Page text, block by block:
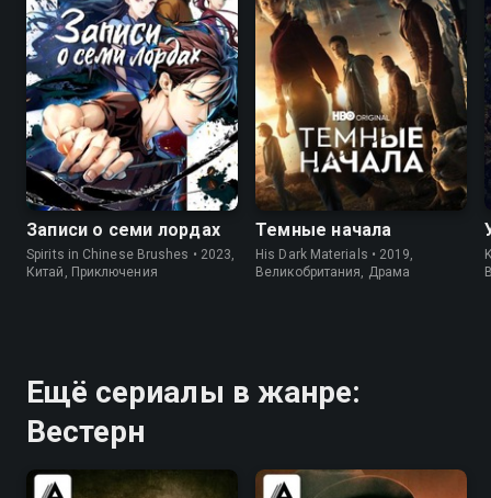
7.9 7.3
Записи о семи лордах
Spirits in Chinese Brushes • 2023,
Китай, Приключения
7.8 7.7
Темные начала
His Dark Materials • 2019,
Великобритания, Драма
Ещё сериалы в жанре:
Вестерн